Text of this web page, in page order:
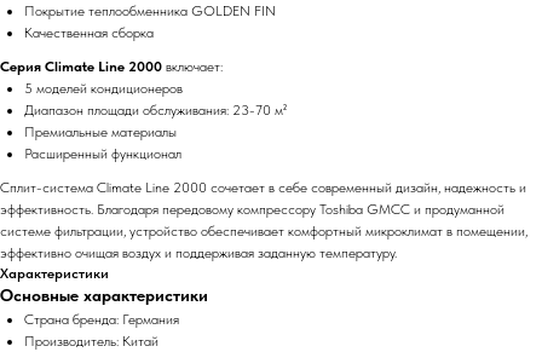
Покрытие теплообменника GOLDEN FIN
Качественная сборка
Серия Climate Line 2000 включает:
5 моделей кондиционеров
Диапазон площади обслуживания: 23-70 м²
Премиальные материалы
Расширенный функционал
Сплит-система Climate Line 2000 сочетает в себе современный дизайн, надежность и
эффективность. Благодаря передовому компрессору Toshiba GMCC и продуманной
системе фильтрации, устройство обеспечивает комфортный микроклимат в помещении,
эффективно очищая воздух и поддерживая заданную температуру.
Характеристики
Основные характеристики
Страна бренда: Германия
Производитель: Китай